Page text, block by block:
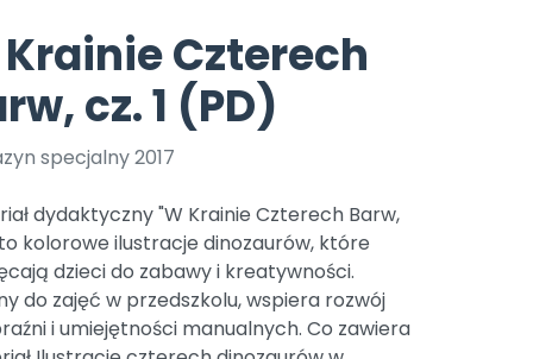
Archiwalne numery
Pomoc
Nowości
Zapowiedzi
Promocje
czerwca 2024 r. uzyskała
r. Nr decyzji:
Online.
Bliżej Pieska
Pomoc zwierzętom
Książka (dla) Przedszkolaka
TikTok
Zobacz nas na TikToku
YouTube
Czterech
cz. 1 (PD)
specjalny 2017
dydaktyczny "W Krainie Czterech Barw,
to kolorowe ilustracje dinozaurów, które
dzieci do zabawy i kreatywności.
do zajęć w przedszkolu, wspiera rozwój
i umiejętności manualnych. Co zawiera